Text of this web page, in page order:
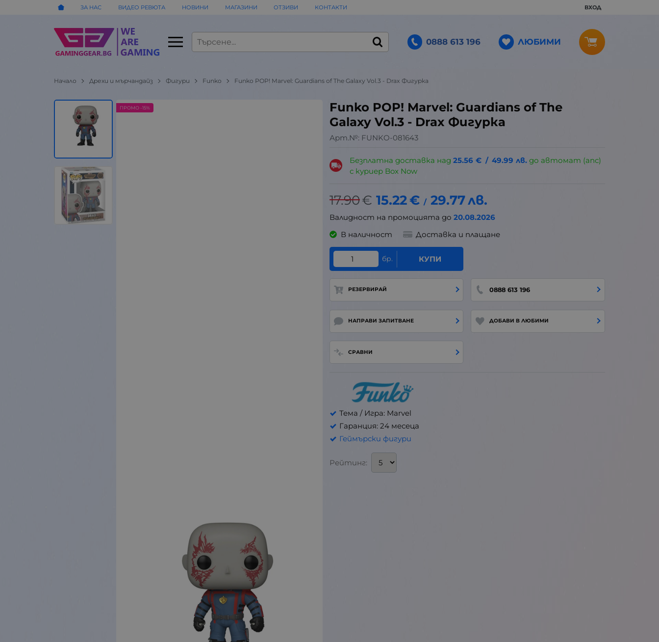
ЗА НАС ВИДЕО РЕВЮТА НОВИНИ МАГАЗИНИ ОТЗИВИ КОНТАКТИ ВХОД
0888 613 196 ЛЮБИМИ
Начало Дрехи и мърчандайз Фигури Funko Funko POP! Marvel: Guardians of The Galaxy Vol.3 - Drax Фигурка
Funko POP! Marvel: Guardians of The
Galaxy Vol.3 - Drax Фигурка
Арт.№: FUNKO-081643
ПРОМО -15%
Безплатна доставка над25.56 € / 49.99 лв. до автомат (апс)
с куриер Box Now
17.90€ 15.22€ / 29.77лв.
Валидност на промоцията до 20.08.2026
В наличност
Доставка и плащане
бр. КУПИ
РЕЗЕРВИРАЙ 0888 613 196
НАПРАВИ ЗАПИТВАНЕ ДОБАВИ В ЛЮБИМИ
СРАВНИ
Тема / Игра: Marvel
Гаранция: 24 месеца
Геймърски фигури
Рейтинг: